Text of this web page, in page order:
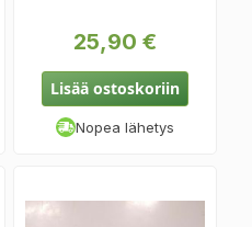
25,90 €
Lisää ostoskoriin
Nopea lähetys